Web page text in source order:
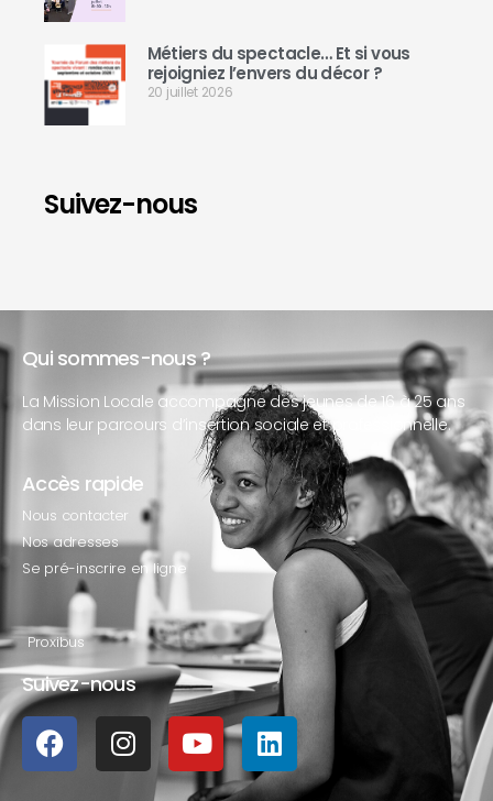
Métiers du spectacle… Et si vous
rejoigniez l’envers du décor ?
20 juillet 2026
Suivez-nous
Qui sommes-nous ?
La Mission Locale accompagne des jeunes de 16 à 25 ans
dans leur parcours d’insertion sociale et professionnelle.
Accès rapide
Nous contacter
Nos adresses
Se pré-inscrire en ligne
Proxibus
Suivez-nous